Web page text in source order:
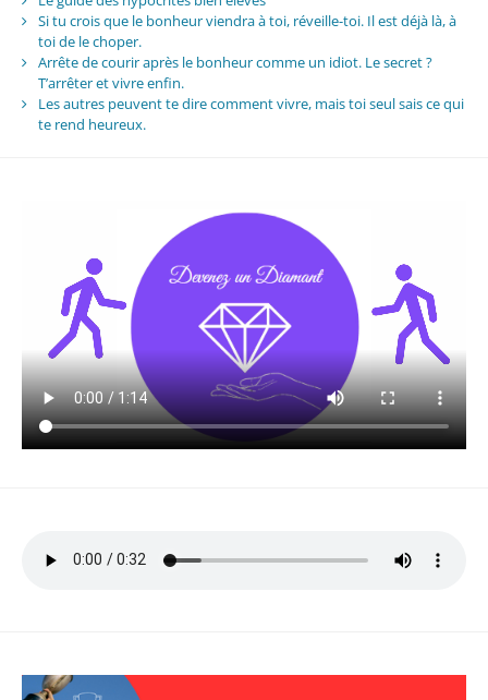
Si tu crois que le bonheur viendra à toi, réveille-toi. Il est déjà là, à
toi de le choper.
Arrête de courir après le bonheur comme un idiot. Le secret ?
T’arrêter et vivre enfin.
Les autres peuvent te dire comment vivre, mais toi seul sais ce qui
te rend heureux.